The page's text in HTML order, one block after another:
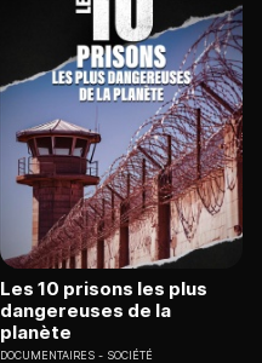
Les 10 prisons les plus
dangereuses de la
planète
DOCUMENTAIRES SOCIÉTÉ